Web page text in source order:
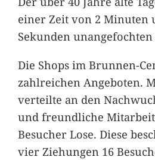
einer Zeit von 2 Minuten
Sekunden
Die Shops im Brunnen-
zahlreichen Angeboten.
verteilte an den
und freundliche
Besucher Lose. Diese
vier Ziehungen 16